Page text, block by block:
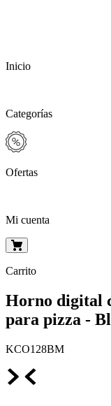
Inicio
Categorías
Ofertas
Mi cuenta
Carrito
Horno digital
para pizza -
KCO128BM